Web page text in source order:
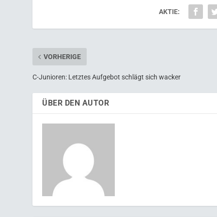
AKTIE:
VORHERIGE
C-Junioren: Letztes Aufgebot schlägt sich wacker
ÜBER DEN AUTOR